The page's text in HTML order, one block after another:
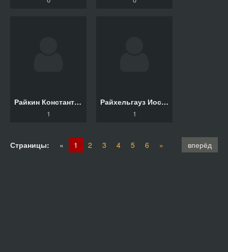
Райкин Константин, Гранин Даниил, Собчак Ксения, М
1
Райхельгауз Иосиф
1
вперёд
Страницы: « 1 2 3 4 5 6 »